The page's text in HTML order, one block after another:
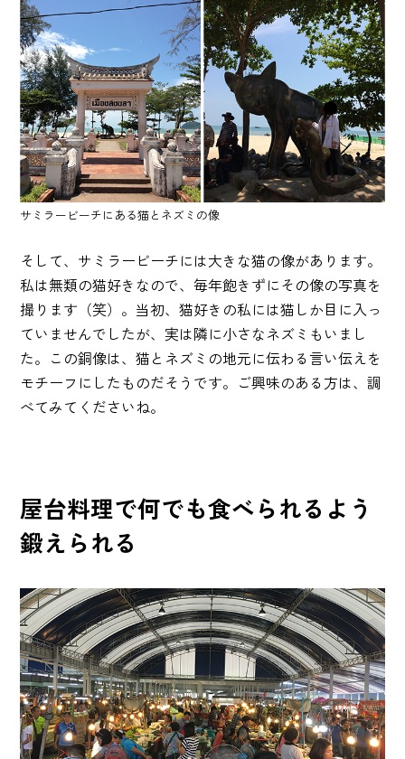
サミラービーチにある猫とネズミの像
そして、サミラービーチには大きな猫の像があります。
私は無類の猫好きなので、毎年飽きずにその像の写真を
撮ります（笑）。当初、猫好きの私には猫しか目に入っ
ていませんでしたが、実は隣に小さなネズミもいまし
た。この銅像は、猫とネズミの地元に伝わる言い伝えを
モチーフにしたものだそうです。ご興味のある方は、調
べてみてくださいね。
屋台料理で何でも食べられるよう
鍛えられる